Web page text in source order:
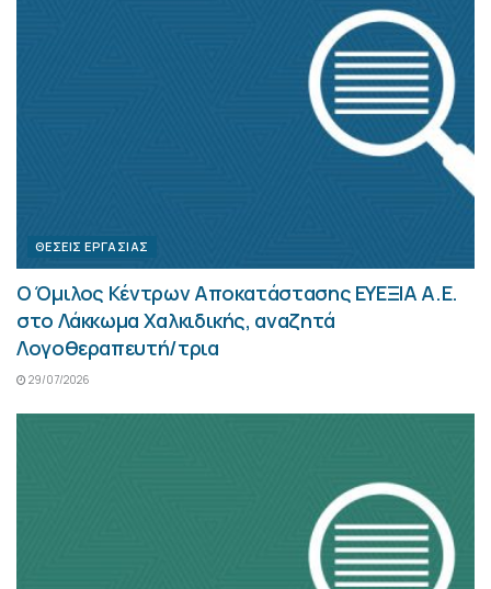
ΘΈΣΕΙΣ ΕΡΓΑΣΊΑΣ
Ο Όμιλος Κέντρων Αποκατάστασης ΕΥΕΞΙΑ Α.Ε.
στο Λάκκωμα Χαλκιδικής, αναζητά
Λογοθεραπευτή/τρια
29/07/2026